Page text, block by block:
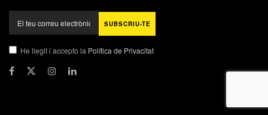
He llegit i accepto la Política de Privacitat